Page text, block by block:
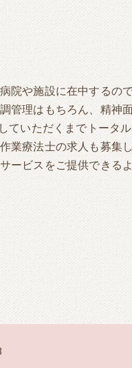
院や施設に在中するの
理はもちろん、精神
ていただくまでトータ
業療法士の求人も募集
ービスをご提供できる